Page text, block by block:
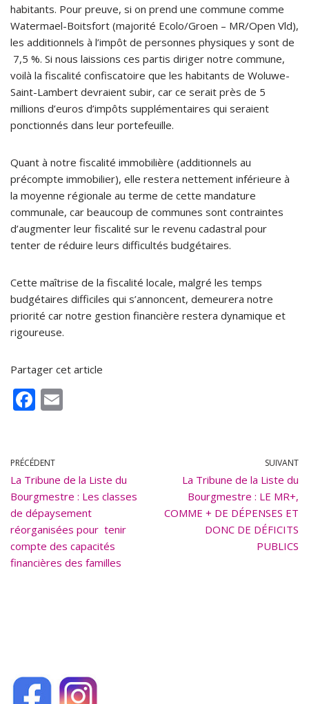
habitants. Pour preuve, si on prend une commune comme
Watermael-Boitsfort (majorité Ecolo/Groen – MR/Open Vld),
les additionnels à l’impôt de personnes physiques y sont de
7,5 %. Si nous laissions ces partis diriger notre commune,
voilà la fiscalité confiscatoire que les habitants de Woluwe-
Saint-Lambert devraient subir, car ce serait près de 5
millions d’euros d’impôts supplémentaires qui seraient
ponctionnés dans leur portefeuille.
Quant à notre fiscalité immobilière (additionnels au
précompte immobilier), elle restera nettement inférieure à
la moyenne régionale au terme de cette mandature
communale, car beaucoup de communes sont contraintes
d’augmenter leur fiscalité sur le revenu cadastral pour
tenter de réduire leurs difficultés budgétaires.
Cette maîtrise de la fiscalité locale, malgré les temps
budgétaires difficiles qui s’annoncent, demeurera notre
priorité car notre gestion financière restera dynamique et
rigoureuse.
Partager cet article
F
b
o
o
k
PRÉCÉDENT
La Tribune de la Liste du
Bourgmestre : Les classes
de dépaysement
réorganisées pour tenir
compte des capacités
financières des familles
SUIVANT
La Tribune de la Liste du
Bourgmestre : LE MR+,
COMME + DE DÉPENSES ET
DONC DE DÉFICITS
PUBLICS